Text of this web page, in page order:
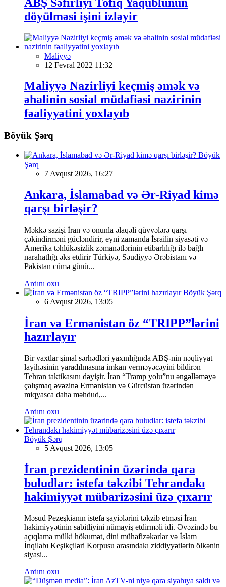
döyülməsi işini izləyir
Maliyyə
12 Fevral 2022 11:32
Maliyyə Nazirliyi keçmiş əmək və
əhalinin sosial müdafiəsi nazirinin
fəaliyyətini yoxlayıb
Böyük Şərq
Böyük
Şərq
7 Avqust 2026, 16:27
Ankara, İslamabad və Ər-Riyad kimə
qarşı birləşir?
Məkkə sazişi İran və onunla əlaqəli qüvvələrə qarşı
çəkindirməni gücləndirir, eyni zamanda İsrailin siyasəti və
Amerika təhlükəsizlik zəmanətlərinin etibarlılığı ilə bağlı
narahatlığı əks etdirir Türkiyə, Səudiyyə Ərəbistanı və
Pakistan cümə günü...
Ardını oxu
Böyük Şərq
6 Avqust 2026, 13:05
İran və Ermənistan öz “TRIPP”lərini
hazırlayır
Bir vaxtlar şimal sərhədləri yaxınlığında ABŞ-nin nəqliyyat
layihəsinin yaradılmasına imkan verməyəcəyini bildirən
Tehran taktikasını dəyişir. İran “Tramp yolu”nu əngəlləməyə
çalışmaq əvəzinə Ermənistan və Gürcüstan üzərindən
miqyasca daha məhdud,...
Ardını oxu
Böyük Şərq
5 Avqust 2026, 13:05
İran prezidentinin üzərində qara
buludlar: istefa təkzibi Tehrandakı
hakimiyyət mübarizəsini üzə çıxarır
Məsud Pezeşkianın istefa şayiələrini təkzib etməsi İran
hakimiyyətinin sabitliyini nümayiş etdirməli idi. Əvəzində bu
açıqlama mülki hökumət, dini mühafizəkarlar və İslam
İnqilabı Keşikçiləri Korpusu arasındakı ziddiyyətlərin ölkənin
siyasi...
Ardını oxu